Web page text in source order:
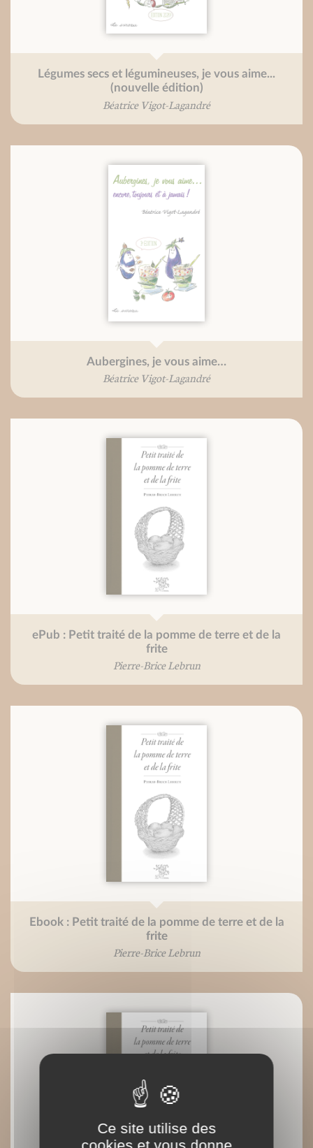
Légumes secs et légumineuses, je vous aime...
(nouvelle édition)
Béatrice Vigot-Lagandré
Aubergines, je vous aime…
Béatrice Vigot-Lagandré
ePub : Petit traité de la pomme de terre et de la
frite
Pierre-Brice Lebrun
Ebook : Petit traité de la pomme de terre et de la
frite
Pierre-Brice Lebrun
Ce site utilise des
cookies et vous donne